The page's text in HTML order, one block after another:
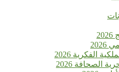
الفكرية 2026
الصحافة 2026